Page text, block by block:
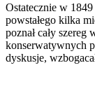
Ostatecznie w
powstałego kilka
poznał cały
konserwatywnych
dyskusje,